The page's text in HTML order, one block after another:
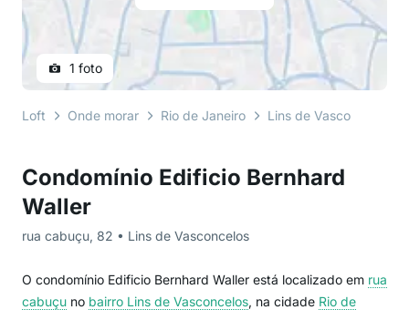
Condomínio Edificio Bernhard
Waller
rua cabuçu, 82 • Lins de Vasconcelos
O condomínio Edificio Bernhard Waller está localizado em rua
cabuçu no bairro Lins de Vasconcelos, na cidade Rio de
1 foto
Loft Onde morar Rio de Janeiro Lins de Vasconcelos